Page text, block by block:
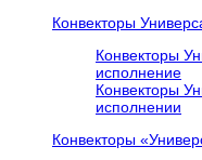
Конвекторы
Конвекторы
исполнение
Конвекторы
исполнении
Конвекторы